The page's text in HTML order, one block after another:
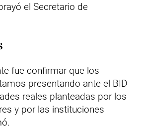
el Secretario de
fue confirmar que los
presentando ante el BID
reales planteadas por los
y por las instituciones